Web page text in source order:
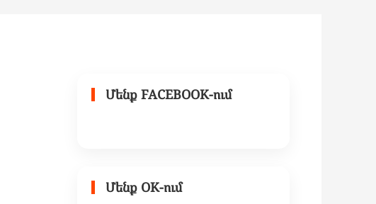
Մենք FACEBOOK-ում
Մենք OK-ում